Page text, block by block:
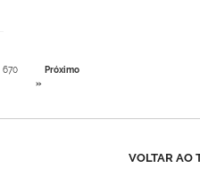
670
Próximo
»
VOLTAR AO